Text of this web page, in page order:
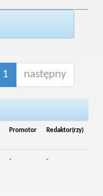
1 następny
Promotor Redaktor(rzy)
- -